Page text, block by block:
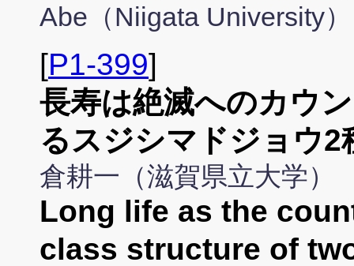
Abe（Niigata University）
[P1-399]
長寿は絶滅へのカウ
るスジシマドジョウ2
倉耕一（滋賀県立大学）
Long life as the
class structure of